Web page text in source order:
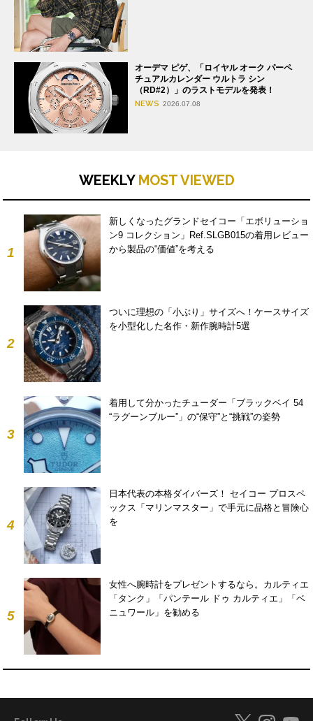
オーデマ ピゲ、「ロイヤル オーク パーペ
チュアルカレンダー ウルトラ シン
（RD#2）」のラストモデルを発表！
NEWS 2026.07.08
WEEKLY MOST VIEWED
1
新しくなったグランドセイコー「エボリューショ
ン9 コレクション」Ref.SLGB015の着用レビュー
から製品の“価値”を考える
2
ついに理想の「小ぶり」サイズへ！ケースサイズ
を小型化した名作・新作腕時計5選
3
着用して分かったチューダー「ブラックベイ 54
“ラグーンブルー”」の“保守”と“挑戦”の姿勢
4
日本代表の本格ダイバーズ！ セイコー プロスペ
ックス「マリンマスター」で手元に品格と冒険心
を
5
女性へ腕時計をプレゼントするなら。カルティエ
「タンク」「パンテール ドゥ カルティエ」「ベ
ニュワール」を勧める